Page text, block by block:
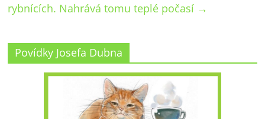
rybnících. Nahrává tomu teplé počasí →
Povídky Josefa Dubna